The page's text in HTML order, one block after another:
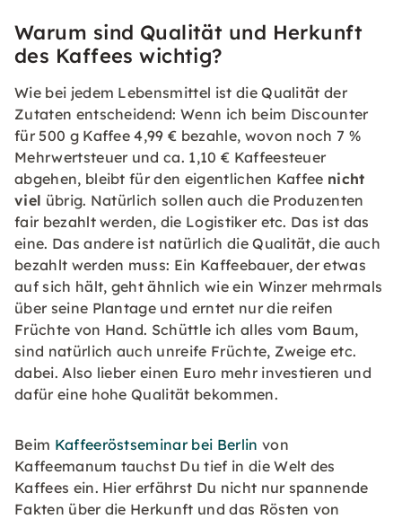
Warum sind Qualität und Herkunft
des Kaffees wichtig?
Wie bei jedem Lebensmittel ist die Qualität der
Zutaten entscheidend: Wenn ich beim Discounter
für 500 g Kaffee 4,99 € bezahle, wovon noch 7 %
Mehrwertsteuer und ca. 1,10 € Kaffeesteuer
abgehen, bleibt für den eigentlichen Kaffee nicht
viel übrig. Natürlich sollen auch die Produzenten
fair bezahlt werden, die Logistiker etc. Das ist das
eine. Das andere ist natürlich die Qualität, die auch
bezahlt werden muss: Ein Kaffeebauer, der etwas
auf sich hält, geht ähnlich wie ein Winzer mehrmals
über seine Plantage und erntet nur die reifen
Früchte von Hand. Schüttle ich alles vom Baum,
sind natürlich auch unreife Früchte, Zweige etc.
dabei. Also lieber einen Euro mehr investieren und
dafür eine hohe Qualität bekommen.
Beim Kaffeeröstseminar bei Berlin von
Kaffeemanum tauchst Du tief in die Welt des
Kaffees ein. Hier erfährst Du nicht nur spannende
Fakten über die Herkunft und das Rösten von